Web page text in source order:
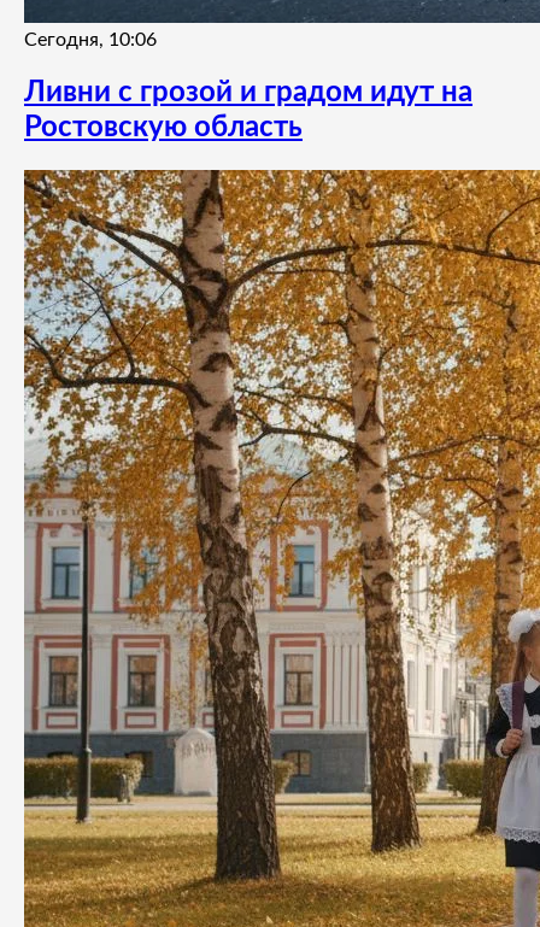
Сегодня, 10:06
Ливни с грозой и градом идут на
Ростовскую область